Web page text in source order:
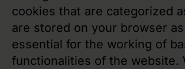
cookies that are categorized
are stored on your browser
essential for the working of
functionalities of the website.